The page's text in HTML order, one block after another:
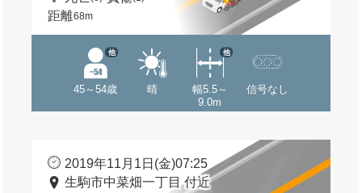
距離68m
45～54歳
他
晴
幅5.5～
9.0m
他
信号なし
2019年11月1日(金)07:25
生駒市中菜畑一丁目 付近